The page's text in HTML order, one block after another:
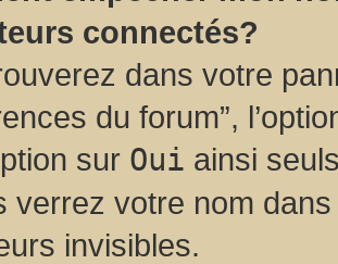
connectés?
dans votre
du forum”,
sur Oui ainsi
verrez votre nom
invisibles.